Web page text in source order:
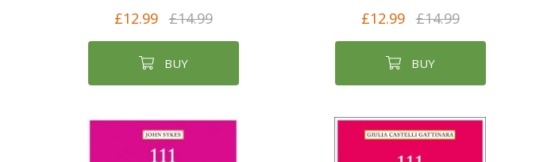
£12.99 £14.99
BUY
£12.99 £14.99
BUY